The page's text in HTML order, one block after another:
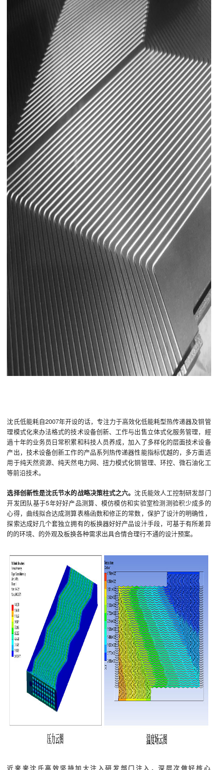
沈氏低能耗自2007年开设的话，专注力于高效化低能耗型热传递器及铜管
理模式化来办法格式的技术设备创新、工作与出售立体式化服务管理，經
過十年的业务员日常积累和科技人员养成，加入了多样化的层面技术设备
产出，技术设备创新工作的产品系列热传递器性能指标优越的，多方面适
用于纯天然资源、纯天然电力网、扭力模式化铜管理、环控、微石油化工
等前沿技术。
选择创新性是沈氏节水的战略决策柱式之六。沈氏能效人工控制研发部门
开发团队基于5年好好产品测算、模仿模仿和实验室检测测验积少成多的
心得，曲线拟合达成测算表格函数和修正的常数，保护了设汁的明确性，
探索达成好几个套独立拥有的板换器好好产品设汁手段，可基于有所差异
的的环境、的外观及板换各种需求出具合情合理行不通的设汁预案。